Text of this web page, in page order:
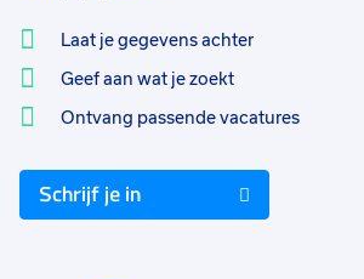
Laat je gegevens achter
Geef aan wat je zoekt
Ontvang passende vacatures
Schrijf je in